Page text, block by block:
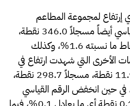
إرتفاع لمجموعة المطاعم
والفنادق فقد الرقم القياسي أيضاً مسجلاً 346.0 نقطة،
أي بزيادة قدرها 5.4 نقاط ما نسبته 1.6%، وكذلك
الأخرى التي شهدت ارتفاع في
الرقم القياسي مقداره 11.9 نقطة، مسجلاً 298.7 نقطة،
بلغت 4.1%، في حين انخفض الرقم القياسي